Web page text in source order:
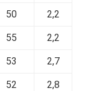
50
2,2
55
2,2
53
2,7
52
2,8